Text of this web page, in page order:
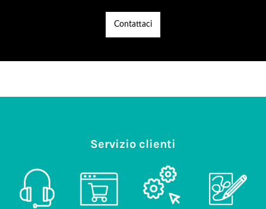
Contattaci
Servizio clienti